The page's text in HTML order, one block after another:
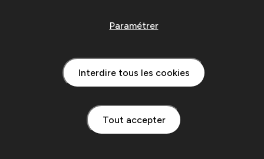
Tout accepter
Interdire tous les cookies
Paramétrer